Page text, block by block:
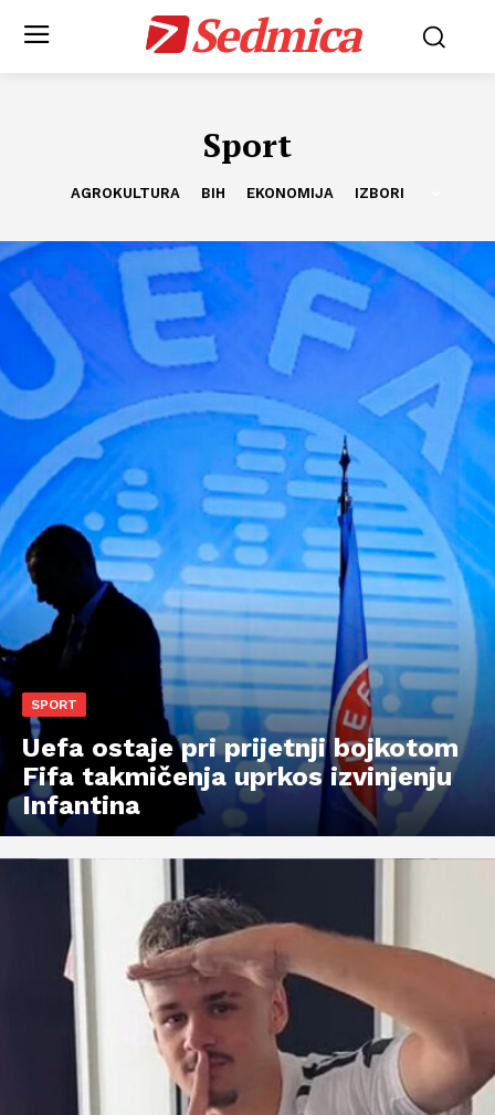
Sedmica
Sport
AGROKULTURA BIH EKONOMIJA IZBORI
SPORT
Uefa ostaje pri prijetnji bojkotom
Fifa takmičenja uprkos izvinjenju
Infantina